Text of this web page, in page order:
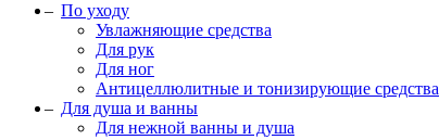
По уходу
Увлажняющие средства
Для рук
Для ног
Антицеллюлитные и тонизирующие средства
Для душа и ванны
Для нежной ванны и душа